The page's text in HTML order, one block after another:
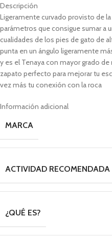
Descripción
Ligeramente curvado provisto de
parámetros que consigue sumar a
cualidades de los pies de gato de
punta en un ángulo ligeramente
y es el Tenaya con mayor grado
zapato perfecto para mejorar tu
vez más tu conexión con la roca
Información adicional
MARCA
ACTIVIDAD RECOMENDADA
¿QUÉ ES?